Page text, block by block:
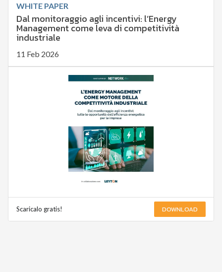
WHITE PAPER
Dal monitoraggio agli incentivi: l’Energy
Management come leva di competitività
industriale
11 Feb 2026
Scaricalo gratis! DOWNLOAD